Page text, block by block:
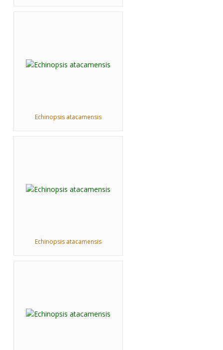
Echinopsis atacamensis
Echinopsis atacamensis